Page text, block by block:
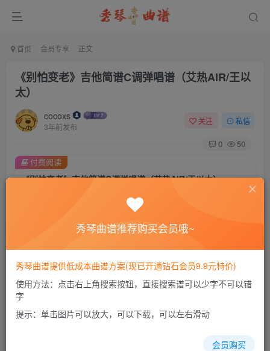
首页 会员专享 正文
《别怕变老》吉他简谱C调弹唱谱（艾热AIR/王以
太）
cocoxs
3年前发布
关注 私信
0 50
《别怕变老》吉他简谱C调弹唱谱（艾热AIR/王以太）
会员专属资源
免费
您暂无购买权限，请先开通会员
开通会员
付费阅读
秀琴曲谱推荐购买会员哦~
秀琴曲谱提供低成本曲谱方案(现已开通钻石会员9.9元特价)
使用方法：点击右上角搜索按钮，直接搜索谱可以少字不可以错
字
提示：单击图片可以放大，可以下载，可以左右滑动
会员购买